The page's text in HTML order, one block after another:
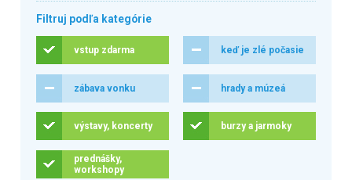
Filtruj podľa kategórie
vstup zdarma keď je zlé počasie
zábava vonku hrady a múzeá
výstavy, koncerty burzy a jarmoky
prednášky,
workshopy